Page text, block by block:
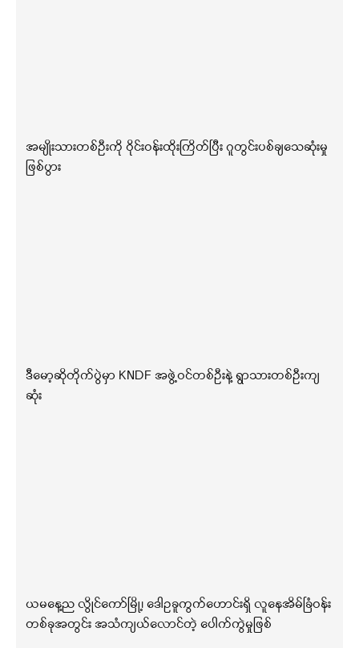
အမျိုးသားတစ်ဦးကို ဝိုင်းဝန်းထိုးကြိတ်ပြီး ဂူတွင်းပစ်ချသေဆုံးမှု
ဖြစ်ပွား
ဒီမော့ဆိုတိုက်ပွဲမှာ KNDF အဖွဲ့ဝင်တစ်ဦးနဲ့ ရွာသားတစ်ဦးကျ
ဆုံး
ယမနေ့ည လွိုင်ကော်မြို့၊ ဒေါဥခူကွက်ဟောင်းရှိ လူနေအိမ်ခြံဝန်း
တစ်ခုအတွင်း အသံကျယ်လောင်တဲ့ ပေါက်ကွဲမှုဖြစ်